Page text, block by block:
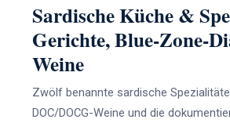
Sardische Küche &
Gerichte, Blue-Zone-
Weine
Zwölf benannte sardische
DOC/DOCG-Weine und die